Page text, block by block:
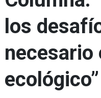
los
necesario
ecológico”